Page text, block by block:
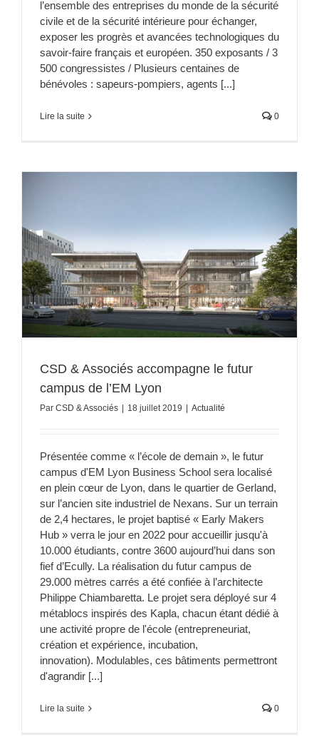
l’ensemble des entreprises du monde de la sécurité
civile et de la sécurité intérieure pour échanger,
exposer les progrès et avancées technologiques du
savoir-faire français et européen. 350 exposants / 3
500 congressistes / Plusieurs centaines de
bénévoles : sapeurs-pompiers, agents [...]
Lire la suite 0
CSD & Associés accompagne le futur
campus de l’EM Lyon
Par CSD & Associés | 18 juillet 2019 | Actualité
Présentée comme « l’école de demain », le futur
campus d'EM Lyon Business School sera localisé
en plein cœur de Lyon, dans le quartier de Gerland,
sur l’ancien site industriel de Nexans. Sur un terrain
de 2,4 hectares, le projet baptisé « Early Makers
Hub » verra le jour en 2022 pour accueillir jusqu'à
10.000 étudiants, contre 3600 aujourd’hui dans son
fief d’Ecully. La réalisation du futur campus de
29.000 mètres carrés a été confiée à l’architecte
Philippe Chiambaretta. Le projet sera déployé sur 4
métablocs inspirés des Kapla, chacun étant dédié à
une activité propre de l'école (entrepreneuriat,
création et expérience, incubation,
innovation). Modulables, ces bâtiments permettront
d'agrandir [...]
Lire la suite 0